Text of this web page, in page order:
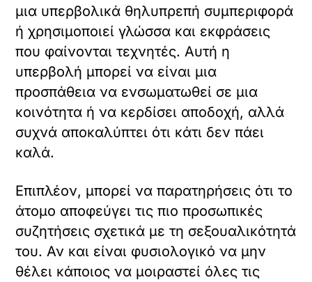
μια υπερβολικά θηλυπρεπή συμπεριφορά
ή χρησιμοποιεί γλώσσα και εκφράσεις
που φαίνονται τεχνητές. Αυτή η
υπερβολή μπορεί να είναι μια
προσπάθεια να ενσωματωθεί σε μια
κοινότητα ή να κερδίσει αποδοχή, αλλά
συχνά αποκαλύπτει ότι κάτι δεν πάει
καλά.
Επιπλέον, μπορεί να παρατηρήσεις ότι το
άτομο αποφεύγει τις πιο προσωπικές
συζητήσεις σχετικά με τη σεξουαλικότητά
του. Αν και είναι φυσιολογικό να μην
θέλει κάποιος να μοιραστεί όλες τις